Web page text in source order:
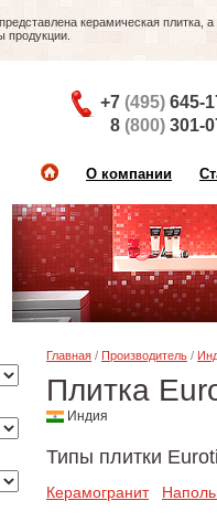
керамическая плитка, а
продукции.
+7 (495) 645-
8 (800) 301-
О компании
Главная / Производитель /
Плитка
Индия
Типы плитки
Керамогранит